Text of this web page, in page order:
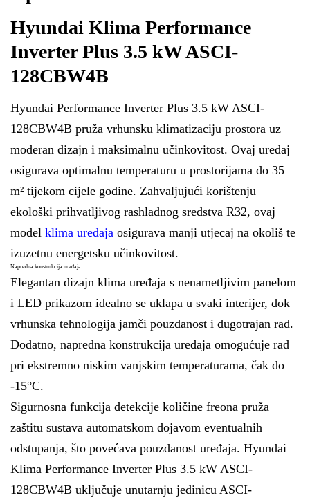
Hyundai Klima Performance
Inverter Plus 3.5 kW ASCI-
128CBW4B
Hyundai Performance Inverter Plus 3.5 kW ASCI-
128CBW4B pruža vrhunsku klimatizaciju prostora uz
moderan dizajn i maksimalnu učinkovitost. Ovaj uređaj
osigurava optimalnu temperaturu u prostorijama do 35
m² tijekom cijele godine. Zahvaljujući korištenju
ekološki prihvatljivog rashladnog sredstva R32, ovaj
model klima uređaja osigurava manji utjecaj na okoliš te
izuzetnu energetsku učinkovitost.
Napredna konstrukcija uređaja
Elegantan dizajn klima uređaja s nenametljivim panelom
i LED prikazom idealno se uklapa u svaki interijer, dok
vrhunska tehnologija jamči pouzdanost i dugotrajan rad.
Dodatno, napredna konstrukcija uređaja omogućuje rad
pri ekstremno niskim vanjskim temperaturama, čak do
-15°C.
Sigurnosna funkcija detekcije količine freona pruža
zaštitu sustava automatskom dojavom eventualnih
odstupanja, što povećava pouzdanost uređaja. Hyundai
Klima Performance Inverter Plus 3.5 kW ASCI-
128CBW4B uključuje unutarnju jedinicu ASCI-